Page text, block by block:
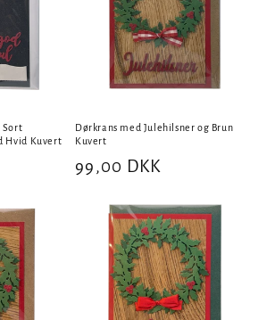
Sort
Hvid Kuvert
Dørkrans med Julehilsner og Brun
Kuvert
Normalpris
99,00 DKK